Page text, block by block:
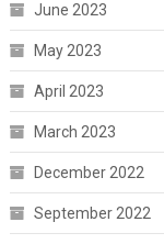
June 2023
May 2023
April 2023
March 2023
December 2022
September 2022